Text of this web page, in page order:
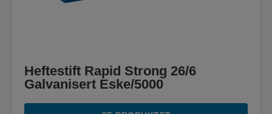
Heftestift Rapid Strong 26/6
Galvanisert Eske/5000